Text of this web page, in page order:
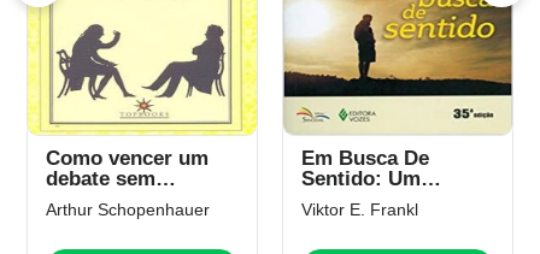
Como vencer um
debate sem
precisar ter razão
Capa comum
Arthur Schopenhauer
Em Busca De
Sentido: Um
psicólogo no
campo de
Viktor E. Frankl